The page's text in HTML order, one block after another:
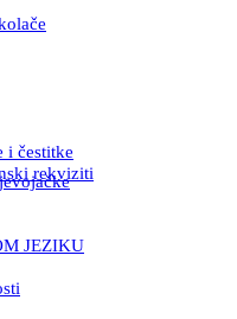
i čestitke
rekviziti
JEZIKU